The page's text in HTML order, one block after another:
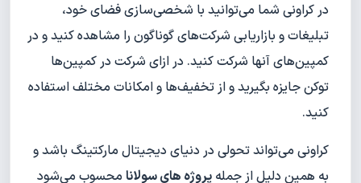
در کراونی شما می‌توانید با شخصی‌سازی فضای خود،
تبلیغات و بازاریابی شرکت‌های گوناگون را مشاهده کنید و در
کمپین‌های آنها شرکت کنید. در ازای شرکت در کمپین‌ها
توکن جایزه بگیرید و از تخفیف‌ها و امکانات مختلف استفاده
کنید.
کراونی می‌تواند تحولی در دنیای دیجیتال مارکتینگ باشد و
به همین دلیل از جمله پروژه های سولانا محسوب می‌شود